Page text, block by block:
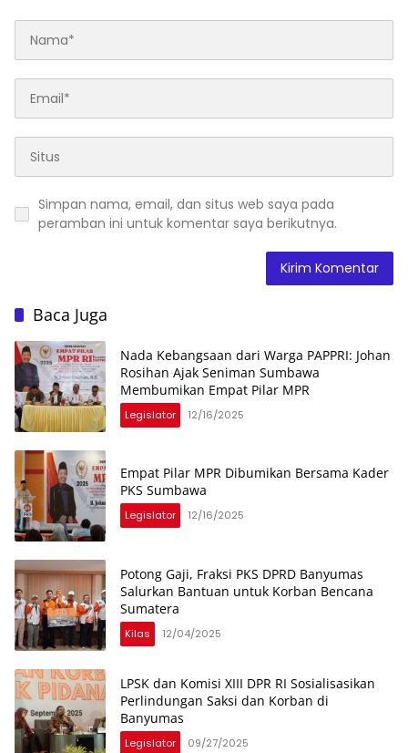
Simpan nama, email, dan situs web saya pada
peramban ini untuk komentar saya berikutnya.
Baca Juga
Nada Kebangsaan dari Warga PAPPRI: Johan
Rosihan Ajak Seniman Sumbawa
Membumikan Empat Pilar MPR
Legislator 12/16/2025
Empat Pilar MPR Dibumikan Bersama Kader
PKS Sumbawa
Legislator 12/16/2025
Potong Gaji, Fraksi PKS DPRD Banyumas
Salurkan Bantuan untuk Korban Bencana
Sumatera
Kilas 12/04/2025
LPSK dan Komisi XIII DPR RI Sosialisasikan
Perlindungan Saksi dan Korban di
Banyumas
Legislator 09/27/2025